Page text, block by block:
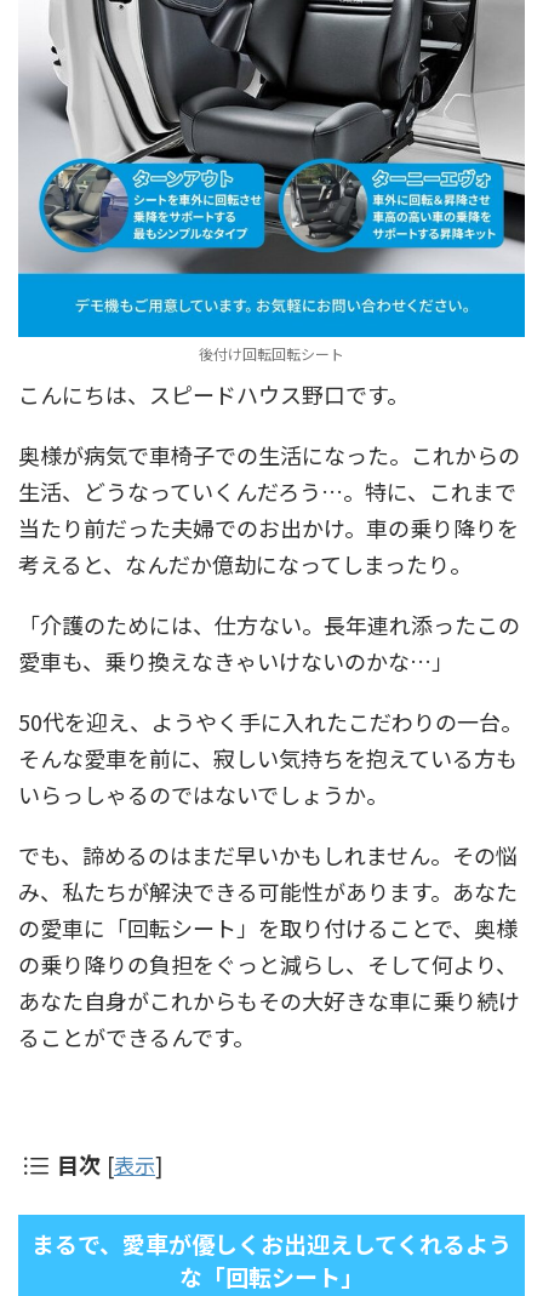
後付け回転回転シート
こんにちは、スピードハウス野口です。
奥様が病気で車椅子での生活になった。これからの
生活、どうなっていくんだろう…。特に、これまで
当たり前だった夫婦でのお出かけ。車の乗り降りを
考えると、なんだか億劫になってしまったり。
「介護のためには、仕方ない。長年連れ添ったこの
愛車も、乗り換えなきゃいけないのかな…」
50代を迎え、ようやく手に入れたこだわりの一台。
そんな愛車を前に、寂しい気持ちを抱えている方も
いらっしゃるのではないでしょうか。
でも、諦めるのはまだ早いかもしれません。その悩
み、私たちが解決できる可能性があります。あなた
の愛車に「回転シート」を取り付けることで、奥様
の乗り降りの負担をぐっと減らし、そして何より、
あなた自身がこれからもその大好きな車に乗り続け
ることができるんです。
目次 [表示]
まるで、愛車が優しくお出迎えしてくれるよう
な「回転シート」